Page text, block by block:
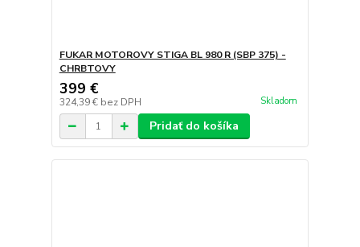
FUKAR MOTOROVY STIGA BL 980 R (SBP 375) -
CHRBTOVY
399 €
324,39 € bez DPH Skladom
Pridať do košíka